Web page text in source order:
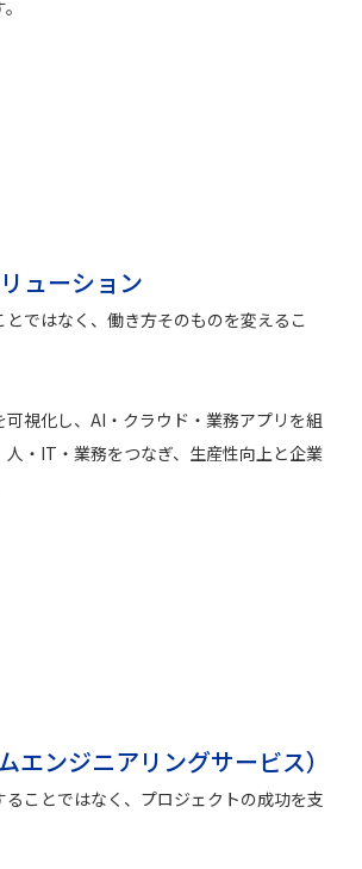
ューション
ではなく、働き方そのものを変えるこ
可視化し、AI・クラウド・業務アプリを組
人・IT・業務をつなぎ、生産性向上と企業
エンジニアリングサービス）
ことではなく、プロジェクトの成功を支